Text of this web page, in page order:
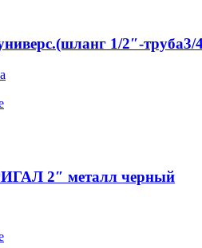
1/2″-труба3/
2″ металл черный